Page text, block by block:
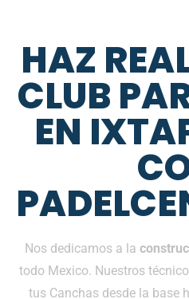
HAZ
CLUB
EN
Nos dedicamos a la
todo Mexico. Nuestros
tus Canchas desde la base